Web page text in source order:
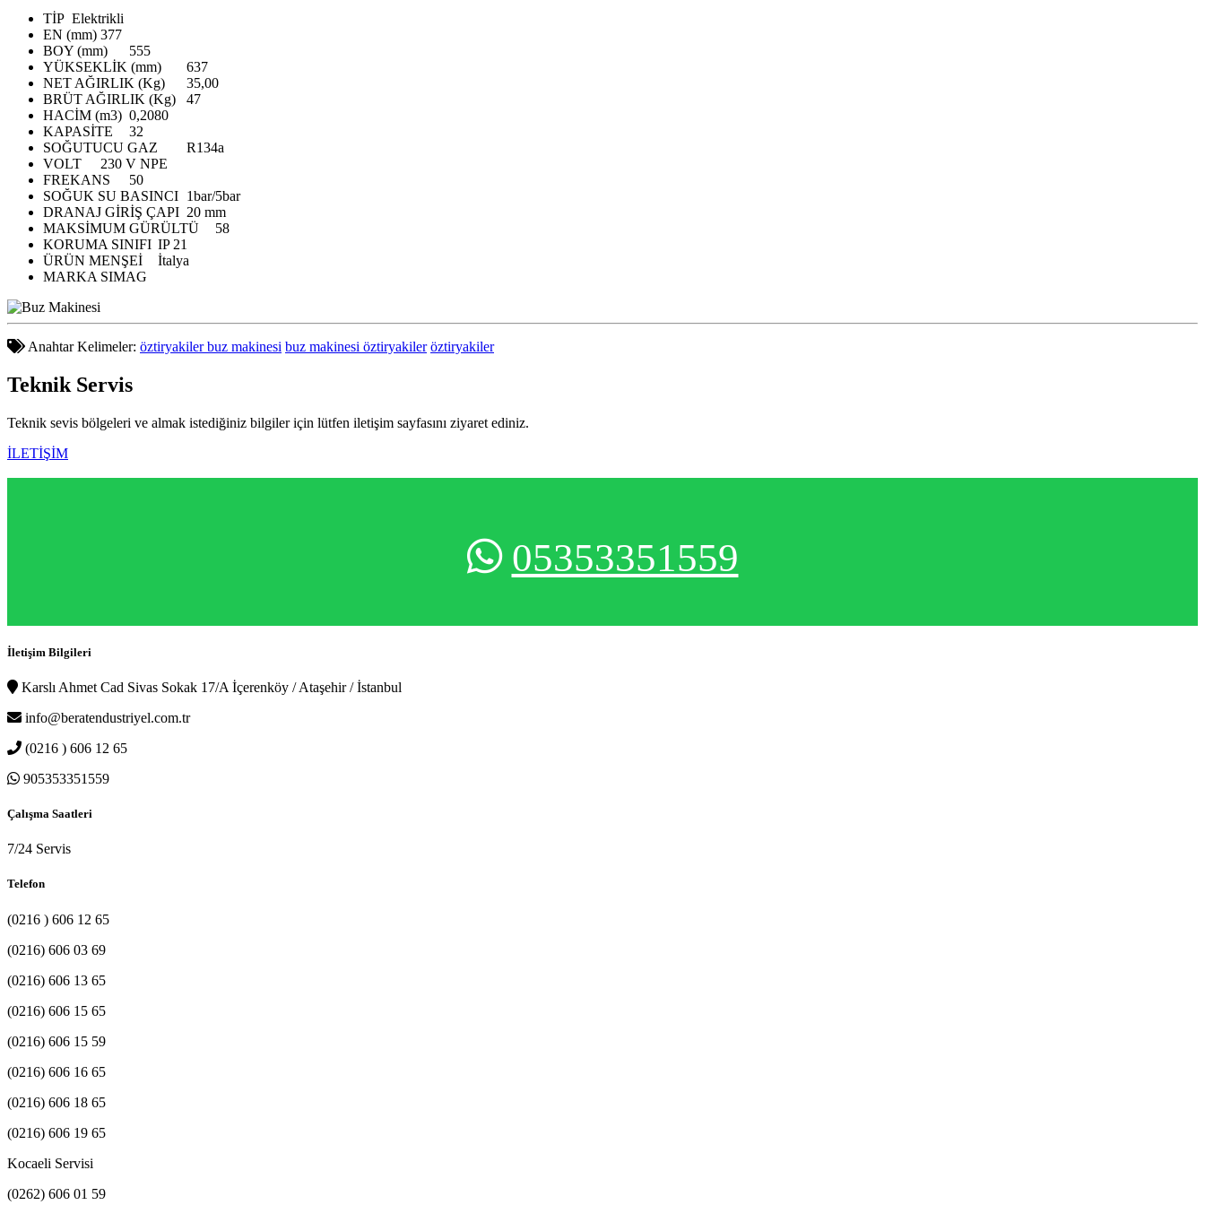
TİP Elektrikli
EN (mm) 377
BOY (mm)
555
YÜKSEKLİK (mm)
637
NET AĞIRLIK (Kg)
35,00
BRÜT AĞIRLIK (Kg)
47
HACİM (m3) 0,2080
KAPASİTE
32
SOĞUTUCU GAZ
R134a
VOLT
230 V NPE
FREKANS
50
SOĞUK SU BASINCI 1bar/5bar
DRANAJ GİRİŞ ÇAPI 20 mm
MAKSİMUM GÜRÜLTÜ
58
KORUMA SINIFI IP 21
ÜRÜN MENŞEİ
İtalya
MARKA SIMAG
Anahtar Kelimeler: öztiryakiler buz makinesi buz makinesi öztiryakiler öztiryakiler
Teknik Servis
Teknik sevis bölgeleri ve almak istediğiniz bilgiler için lütfen iletişim sayfasını ziyaret ediniz.
İLETİŞİM
05353351559
İletişim Bilgileri
Karslı Ahmet Cad Sivas Sokak 17/A İçerenköy / Ataşehir / İstanbul
info@beratendustriyel.com.tr
(0216 ) 606 12 65
905353351559
Çalışma Saatleri
7/24 Servis
Telefon
(0216 ) 606 12 65
(0216) 606 03 69
(0216) 606 13 65
(0216) 606 15 65
(0216) 606 15 59
(0216) 606 16 65
(0216) 606 18 65
(0216) 606 19 65
Kocaeli Servisi
(0262) 606 01 59